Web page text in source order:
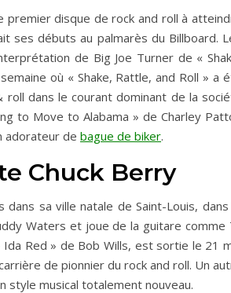
premier disque de rock and roll à
ses débuts au palmarès du Billboard.
de Big Joe Turner de «
où « Shake, Rattle, and Roll » a
dans le courant dominant de la
to Move to Alabama » de Charley
adorateur de bague de biker.
Chuck Berry
sa ville natale de Saint-Louis, dans
Waters et joue de la guitare comme
Red » de Bob Wills, est sortie le 21
de pionnier du rock and roll. Un
style musical totalement nouveau.